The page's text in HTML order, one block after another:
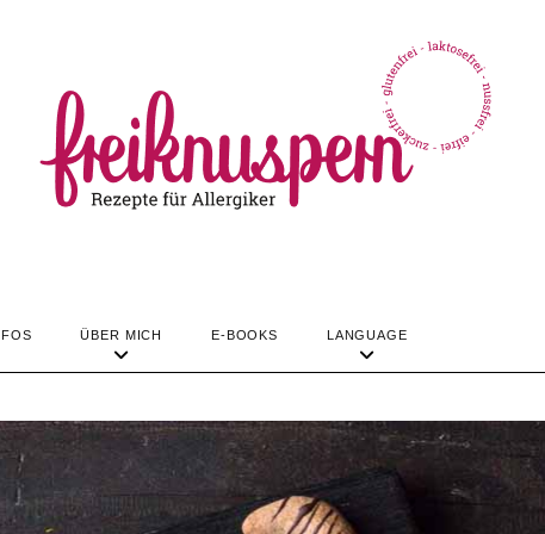
ÜBER MICH E-BOOKS LANGUAGE